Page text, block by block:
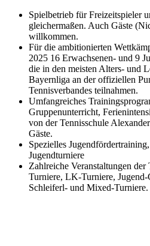
Spielbetrieb für Freizeitspieler
gleichermaßen. Auch Gäste
willkommen.
Für die ambitionierten
2025 16 Erwachsenen- und 9
die in den meisten Alters- und
Bayernliga an der offiziellen
Tennisverbandes teilnahmen.
Umfangreiches
Gruppenunterricht,
von der Tennisschule
Gäste.
Spezielles
Jugendturniere
Zahlreiche Veranstaltungen
Turniere, LK-Turniere, Jugend-
Schleiferl- und Mixed-Turniere.